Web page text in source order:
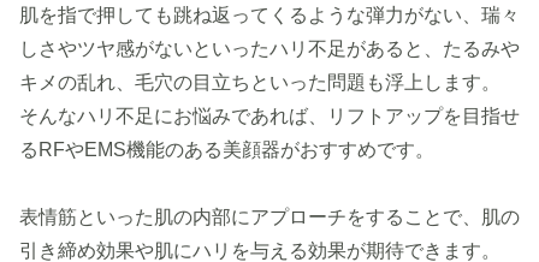
肌を指で押しても跳ね返ってくるような弾力がない、瑞々
しさやツヤ感がないといったハリ不足があると、たるみや
キメの乱れ、毛穴の目立ちといった問題も浮上します。
そんなハリ不足にお悩みであれば、リフトアップを目指せ
るRFやEMS機能のある美顔器がおすすめです。
表情筋といった肌の内部にアプローチをすることで、肌の
引き締め効果や肌にハリを与える効果が期待できます。